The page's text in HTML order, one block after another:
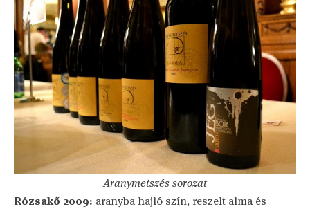
Aranymetszés sorozat
Rózsakő 2009: aranyba hajló szín, reszelt alma és